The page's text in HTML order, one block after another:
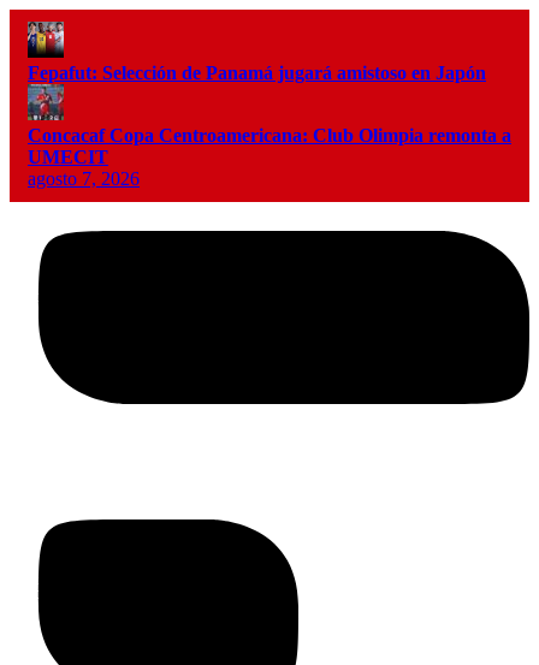
Fepafut: Selección de Panamá jugará amistoso en Japón
Concacaf Copa Centroamericana: Club Olimpia remonta a
UMECIT
agosto 7, 2026